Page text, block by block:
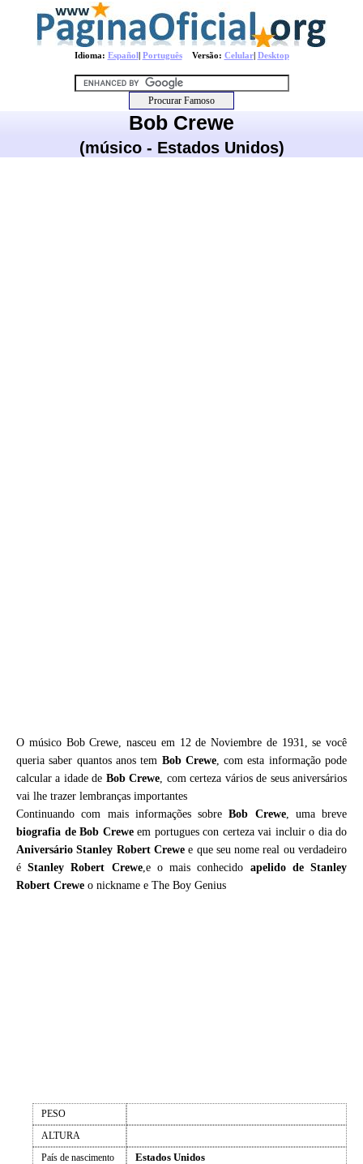
Idioma: Español| PortuguêsVersão: Celular| Desktop
Bob Crewe
(músico - Estados Unidos)
O músico Bob Crewe, nasceu em 12 de Noviembre de 1931, se você
queria saber quantos anos tem Bob Crewe, com esta informação pode
calcular a idade de Bob Crewe, com certeza vários de seus aniversários
vai lhe trazer lembranças importantes
Continuando com mais informações sobreBob Crewe, uma breve
biografia de Bob Creweem portugues con certeza vai incluir o dia do
Aniversário Stanley Robert Crewee que seu nome real ou verdadeiro
éStanley Robert Crewe,e o mais conhecido apelido de Stanley
Robert Crewe o nickname e The Boy Genius
PESO
ALTURA
País de nascimento
Estados Unidos